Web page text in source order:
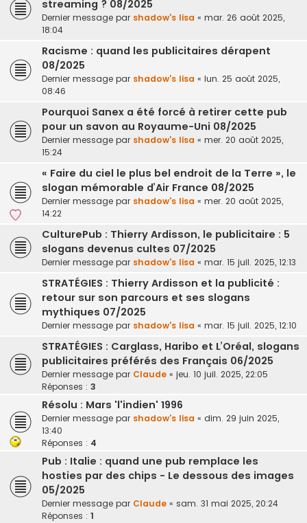
streaming ? 08/2025
Dernier message par shadow's lisa « mar. 26 août 2025,
18:04
Racisme : quand les publicitaires dérapent
08/2025
Dernier message par shadow's lisa « lun. 25 août 2025,
08:46
Pourquoi Sanex a été forcé à retirer cette pub
pour un savon au Royaume-Uni 08/2025
Dernier message par shadow's lisa « mer. 20 août 2025,
15:24
« Faire du ciel le plus bel endroit de la Terre », le
slogan mémorable d’Air France 08/2025
Dernier message par shadow's lisa « mer. 20 août 2025,
14:22
CulturePub : Thierry Ardisson, le publicitaire : 5
slogans devenus cultes 07/2025
Dernier message par shadow's lisa « mar. 15 juil. 2025, 12:13
STRATÉGIES : Thierry Ardisson et la publicité :
retour sur son parcours et ses slogans
mythiques 07/2025
Dernier message par shadow's lisa « mar. 15 juil. 2025, 12:10
STRATÉGIES : Carglass, Haribo et L’Oréal, slogans
publicitaires préférés des Français 06/2025
Dernier message par Claude « jeu. 10 juil. 2025, 22:05
Réponses : 3
Résolu : Mars 'l'indien' 1996
Dernier message par shadow's lisa « dim. 29 juin 2025,
13:40
Réponses : 4
Pub : Italie : quand une pub remplace les
hosties par des chips - Le dessous des images
05/2025
Dernier message par Claude « sam. 31 mai 2025, 20:24
Réponses : 1